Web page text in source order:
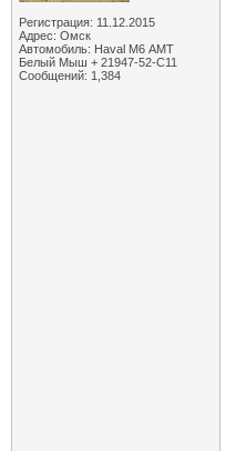
Регистрация: 11.12.2015
Адрес: Омск
Автомобиль: Haval M6 АМТ
Белый Мыш + 21947-52-С11
Сообщений: 1,384